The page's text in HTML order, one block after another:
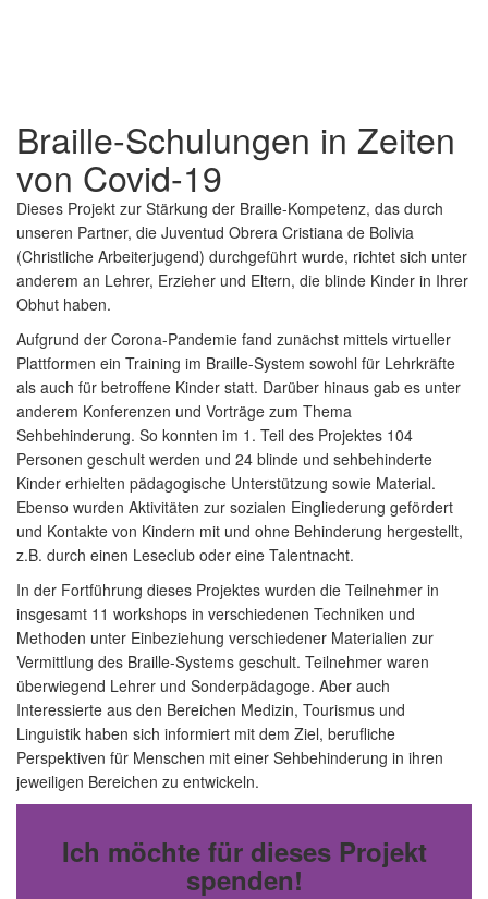
Braille-Schulungen in Zeiten
von Covid-19
Dieses Projekt zur Stärkung der Braille-Kompetenz, das durch
unseren Partner, die Juventud Obrera Cristiana de Bolivia
(Christliche Arbeiterjugend) durchgeführt wurde, richtet sich unter
anderem an Lehrer, Erzieher und Eltern, die blinde Kinder in Ihrer
Obhut haben.
Aufgrund der Corona-Pandemie fand zunächst mittels virtueller
Plattformen ein Training im Braille-System sowohl für Lehrkräfte
als auch für betroffene Kinder statt. Darüber hinaus gab es unter
anderem Konferenzen und Vorträge zum Thema
Sehbehinderung. So konnten im 1. Teil des Projektes 104
Personen geschult werden und 24 blinde und sehbehinderte
Kinder erhielten pädagogische Unterstützung sowie Material.
Ebenso wurden Aktivitäten zur sozialen Eingliederung gefördert
und Kontakte von Kindern mit und ohne Behinderung hergestellt,
z.B. durch einen Leseclub oder eine Talentnacht.
In der Fortführung dieses Projektes wurden die Teilnehmer in
insgesamt 11 workshops in verschiedenen Techniken und
Methoden unter Einbeziehung verschiedener Materialien zur
Vermittlung des Braille-Systems geschult. Teilnehmer waren
überwiegend Lehrer und Sonderpädagoge. Aber auch
Interessierte aus den Bereichen Medizin, Tourismus und
Linguistik haben sich informiert mit dem Ziel, berufliche
Perspektiven für Menschen mit einer Sehbehinderung in ihren
jeweiligen Bereichen zu entwickeln.
Ich möchte für dieses Projekt
spenden!